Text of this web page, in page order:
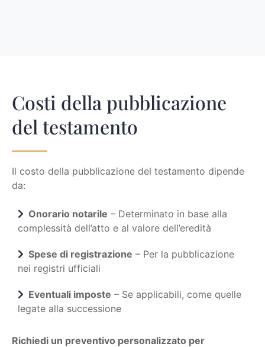
Costi della pubblicazione
del testamento
Il costo della pubblicazione del testamento dipende
da:
Onorario notarile – Determinato in base alla
complessità dell’atto e al valore dell’eredità
Spese di registrazione – Per la pubblicazione
nei registri ufficiali
Eventuali imposte – Se applicabili, come quelle
legate alla successione
Richiedi un preventivo personalizzato per